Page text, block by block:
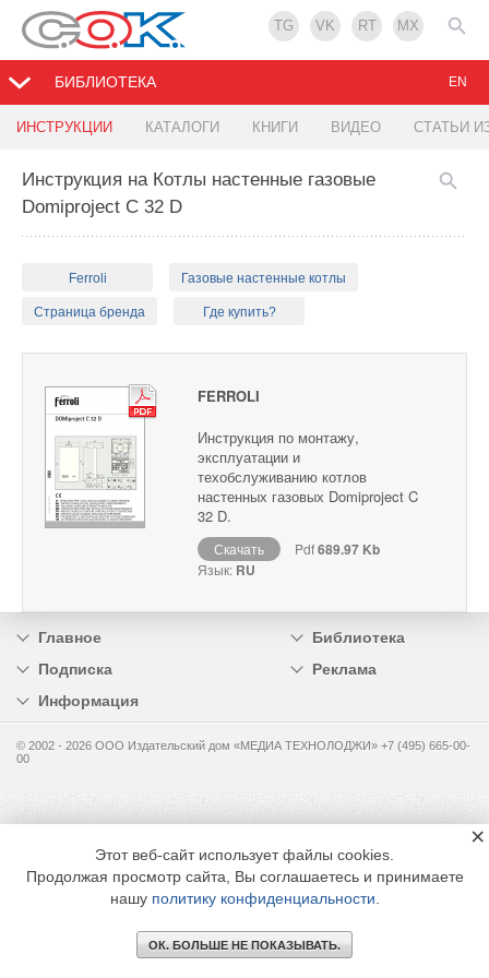
TG VK RT MX
БИБЛИОТЕКА
ИНСТРУКЦИИ КАТАЛОГИ КНИГИ ВИДЕО СТАТЬИ
EN
Инструкция на Котлы настенные газовые
Domiproject C 32 D
Ferroli Газовые настенные котлы
Страница бренда Где купить?
FERROLI
Инструкция по монтажу,
эксплуатации и
техобслуживанию котлов
настенных газовых Domiproject C
32 D.
Скачать Pdf689.97 Kb
Язык: RU
Главное
Библиотека
Подписка
Реклама
Информация
© 2002 - 2026 OOO Издательский дом «МЕДИА ТЕХНОЛОДЖИ» +7 (495) 665-00-
00
Этот веб-сайт использует файлы cookies.
Продолжая просмотр сайта, Вы соглашаетесь и принимаете
нашу политику конфиденциальности
ОК. БОЛЬШЕ НЕ ПОКАЗЫВАТЬ.
×